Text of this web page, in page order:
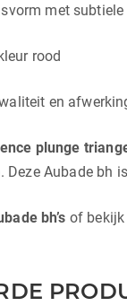
met
rood
en
plunge
Deze Aubade bh
bh’s of bekijk